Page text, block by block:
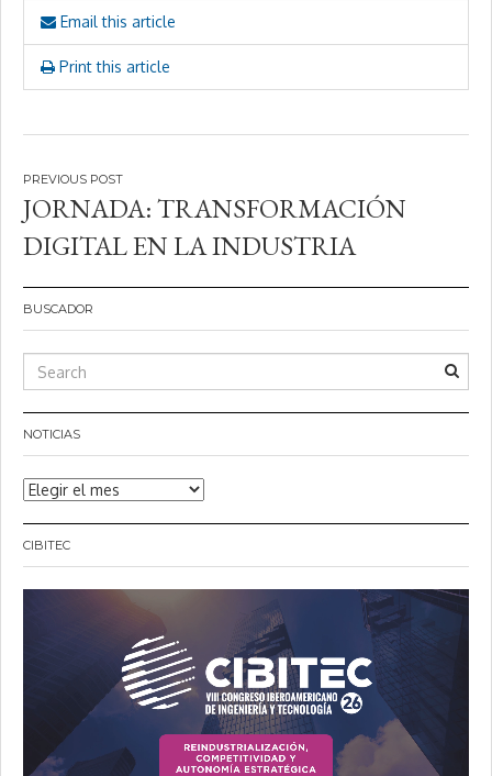
Email this article
Print this article
Navegación
de
entradas
JORNADA: TRANSFORMACIÓN
DIGITAL EN LA INDUSTRIA
BUSCADOR
NOTICIAS
Noticias
CIBITEC